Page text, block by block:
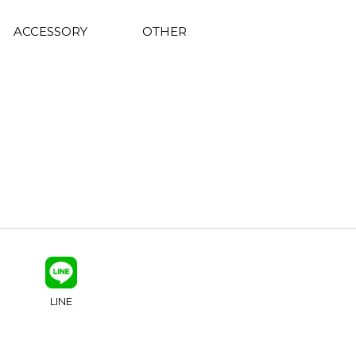
ACCESSORY OTHER
LINE